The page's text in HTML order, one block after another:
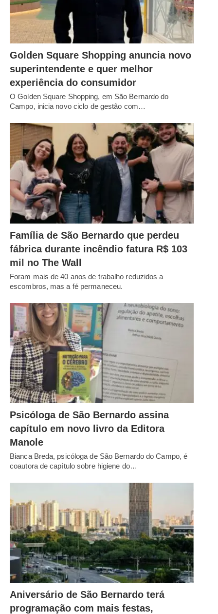
Golden Square Shopping anuncia novo
superintendente e quer melhor
experiência do consumidor
O Golden Square Shopping, em São Bernardo do
Campo, inicia novo ciclo de gestão com…
Família de São Bernardo que perdeu
fábrica durante incêndio fatura R$ 103
mil no The Wall
Foram mais de 40 anos de trabalho reduzidos a
escombros, mas a fé permaneceu.
Psicóloga de São Bernardo assina
capítulo em novo livro da Editora
Manole
Bianca Breda, psicóloga de São Bernardo do Campo, é
coautora de capítulo sobre higiene do…
Aniversário de São Bernardo terá
programação com mais festas,